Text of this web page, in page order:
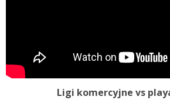
Ligi komercyjne vs